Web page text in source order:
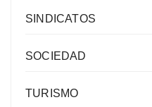
SINDICATOS
SOCIEDAD
TURISMO